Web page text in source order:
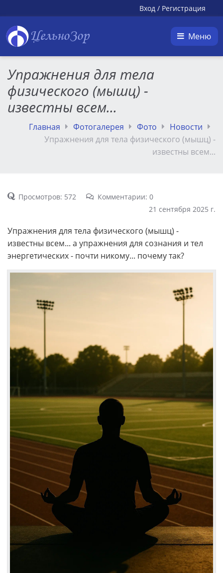
Вход / Регистрация
ЦельноЗор Меню
Упражнения для тела
физического (мышц) -
известны всем...
Главная Фотогалерея Фото
Новости
Упражнения для тела физического (мышц) -
известны всем...
Просмотров: 572
Комментарии: 0
21 сентября 2025 г.
Упражнения для тела физического (мышц) -
известны всем... а упражнения для сознания и тел
энергетических - почти никому... почему так?